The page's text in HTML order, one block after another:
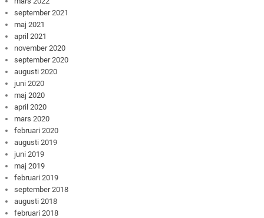
september 2021
maj 2021
april 2021
november 2020
september 2020
augusti 2020
juni 2020
maj 2020
april 2020
mars 2020
februari 2020
augusti 2019
juni 2019
maj 2019
februari 2019
september 2018
augusti 2018
februari 2018